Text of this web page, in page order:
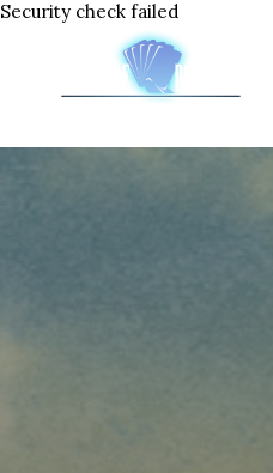
Security check failed